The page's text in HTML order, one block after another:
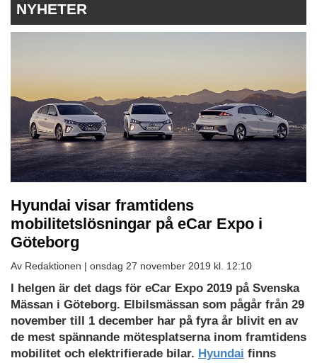
NYHETER
Hyundai visar framtidens
mobilitetslösningar på eCar Expo i
Göteborg
Av Redaktionen | onsdag 27 november 2019 kl. 12:10
I helgen är det dags för eCar Expo 2019 på Svenska
Mässan i Göteborg. Elbilsmässan som pågår från 29
november till 1 december har på fyra år blivit en av
de mest spännande mötesplatserna inom framtidens
mobilitet och elektrifierade bilar. Hyundai finns